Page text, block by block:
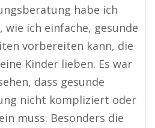
habe ich
wie ich einfache, gesunde
vorbereiten kann, die
Kinder lieben. Es war
dass gesunde
nicht kompliziert oder
muss. Besonders die